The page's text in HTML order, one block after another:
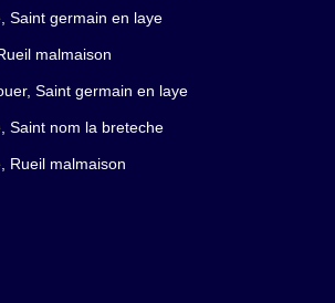
Saint germain en laye
malmaison
Saint germain en laye
Saint nom la breteche
Rueil malmaison